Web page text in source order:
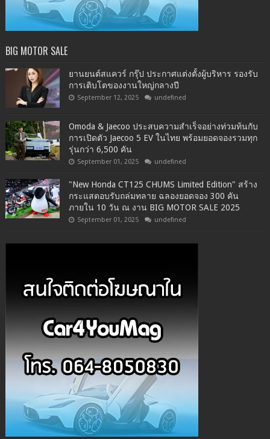
BIG MOTOR SALE
ยานยนต์สแควร์ กรุ๊ป ประกาศแต่งตั้งผู้บริหาร รองรับ
การเติบโตของงานใหญ่กลางปี
September 12, 2025 undefined
Omoda & Jaecoo ประสบความสำเร็จอย่างท่วมท้นกับ
การเปิดตัว Jaecoo 5 EV ในไทย พร้อมยอดจองรวมทุก
รุ่นกว่า 6,500 คัน
September 01, 2025 undefined
"New Honda CT125 CHUMS Limited Edition" สร้าง
กระแสตอบรับถล่มทลาย ฉลองยอดจอง 300 คัน
ภายใน 10 วัน ณ งาน BIG MOTOR SALE 2025
September 01, 2025 undefined